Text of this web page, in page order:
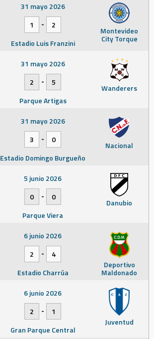
Montevideo
City Torque
31 mayo 2026
1
-
2
Estadio Luis Franzini
Wanderers
31 mayo 2026
2
-
5
Parque Artigas
Nacional
31 mayo 2026
3
-
0
Estadio Domingo Burgueño
Danubio
5 junio 2026
0
-
0
Parque Viera
Deportivo
Maldonado
6 junio 2026
2
-
4
Estadio Charrúa
Juventud
6 junio 2026
2
-
1
Gran Parque Central